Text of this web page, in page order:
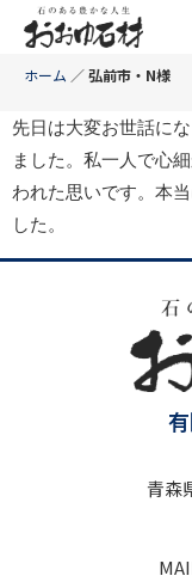
ホーム ／弘前市・N様
先日は大変お世話に
ました。私一人で心
われた思いです。本
した。
青森